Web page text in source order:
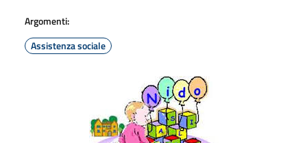
Argomenti:
Assistenza sociale